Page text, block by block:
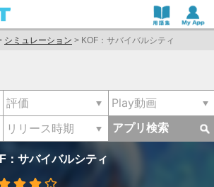
シミュレーション > KOF：サバイバルシティ
アプリ検索
：サバイバルシティ